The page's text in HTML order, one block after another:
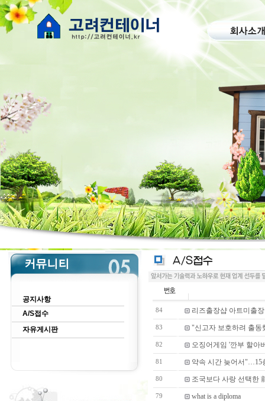
공지사항
A/S접수
자유게시판
84 리즈출장샵 아트미출
83 "신고자 보호하려 출
82 오징어게임 '깐부 할아
81 약속 시간 늦어서"…15
80 조국보다 사랑 선택한
79 what is a diploma